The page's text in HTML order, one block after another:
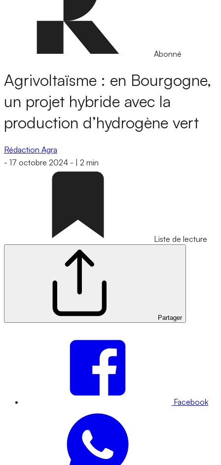
Abonné
Agrivoltaïsme : en Bourgogne,
un projet hybride avec la
production d’hydrogène vert
Rédaction Agra
- 17 octobre 2024 - 2 min
Liste de lecture
Partager
Facebook